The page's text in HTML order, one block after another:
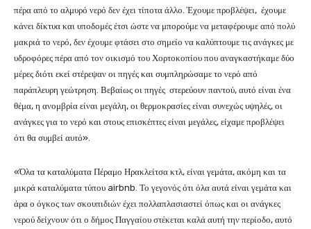
πέρα από το αλμυρό νερό δεν έχει τίποτα άλλο. Έχουμε προβλέψει, έχουμε
κάνει δίκτυα και υποδομές έτσι ώστε να μπορούμε να μεταφέρουμε από πολύ
μακριά το νερό, δεν έχουμε φτάσει στο σημείο να καλύπτουμε τις ανάγκες με
υδροφόρες πέρα από τον οικισμό του Χορτοκοπίου που αναγκαστήκαμε δύο
μέρες διότι εκεί στέρεψαν οι πηγές και συμπληρώσαμε το νερό από
παράπλευρη γεώτρηση. Βεβαίως οι πηγές στερεύουν παντού, αυτό είναι ένα
θέμα, η ανομβρία είναι μεγάλη, οι θερμοκρασίες είναι συνεχώς υψηλές, οι
ανάγκες για το νερό και στους επισκέπτες είναι μεγάλες, είχαμε προβλέψει
ότι θα συμβεί αυτό».
«Όλα τα καταλύματα Πέραμο Ηρακλείτσα κτλ, είναι γεμάτα, ακόμη και τα
μικρά καταλύματα τύπου airbnb. Το γεγονός ότι όλα αυτά είναι γεμάτα και
άρα ο όγκος των σκουπιδιών έχει πολλαπλασιαστεί όπως και οι ανάγκες
νερού δείχνουν ότι ο δήμος Παγγαίου στέκεται καλά αυτή την περίοδο, αυτό